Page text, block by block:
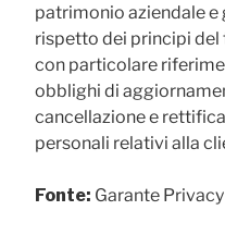
patrimonio aziendale e
rispetto dei principi
con particolare
obblighi di
cancellazione e
personali relativi alla
Fonte: Garante Privacy